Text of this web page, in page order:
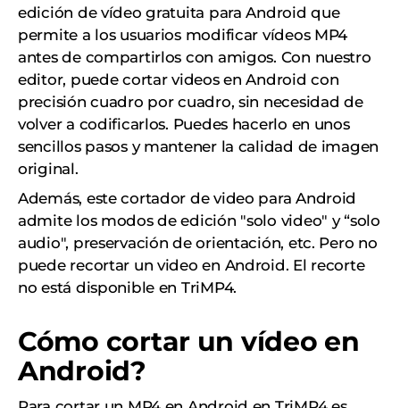
edición de vídeo gratuita para Android que
permite a los usuarios modificar vídeos MP4
antes de compartirlos con amigos. Con nuestro
editor, puede cortar videos en Android con
precisión cuadro por cuadro, sin necesidad de
volver a codificarlos. Puedes hacerlo en unos
sencillos pasos y mantener la calidad de imagen
original.
Además, este cortador de video para Android
admite los modos de edición "solo video" y “solo
audio", preservación de orientación, etc. Pero no
puede recortar un video en Android. El recorte
no está disponible en TriMP4.
Cómo cortar un vídeo en
Android?